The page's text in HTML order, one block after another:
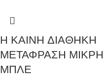
Η ΚΑΙΝΗ ΔΙΑΘΗΚΗ
ΜΕΤΑΦΡΑΣΗ ΜΙΚΡΗ
ΜΠΛΕ